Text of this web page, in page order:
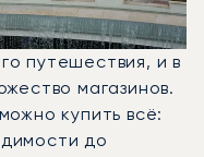
путешествия, и в
магазинов.
купить всё:
до